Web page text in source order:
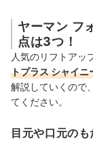
ヤーマン フ
点は3つ！
人気のリフトアッ
トプラス シャイニ
解説していくので
てください。
目元や口元の